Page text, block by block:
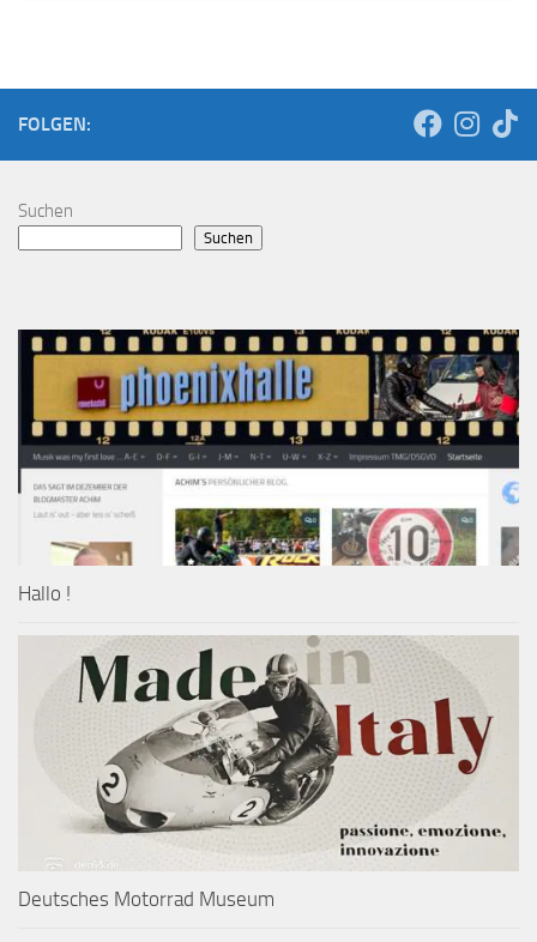
FOLGEN:
Suchen
Suchen
Hallo !
Deutsches Motorrad Museum